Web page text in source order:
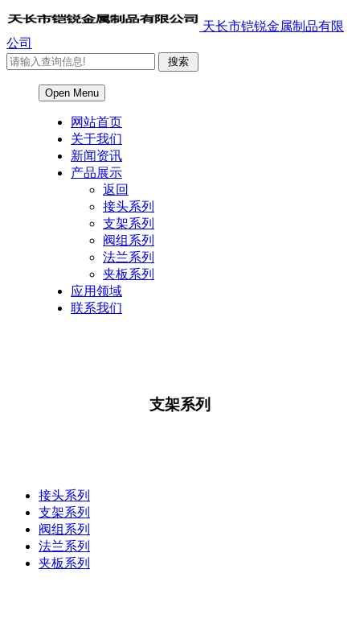
天长市铠锐金属制品有限
公司
Open Menu
网站首页
关于我们
新闻资讯
产品展示
返回
接头系列
支架系列
阀组系列
法兰系列
夹板系列
应用领域
联系我们
支架系列
接头系列
支架系列
阀组系列
法兰系列
夹板系列